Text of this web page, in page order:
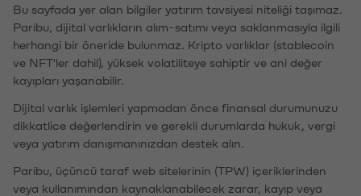
Bu sayfada yer alan bilgiler yatırım tavsiyesi niteliği taşımaz.
Paribu, dijital varlıkların alım-satımı veya saklanmasıyla ilgili
herhangi bir öneride bulunmaz. Kripto varlıklar (stablecoin
ve NFT'ler dahil), yüksek volatiliteye sahiptir ve ani değer
kayıpları yaşanabilir.
Dijital varlık işlemleri yapmadan önce finansal durumunuzu
dikkatlice değerlendirin ve gerekli durumlarda hukuk, vergi
veya yatırım danışmanınızdan destek alın.
Paribu, üçüncü taraf web sitelerinin (TPW) içeriklerinden
veya kullanımından kaynaklanabilecek zarar, kayıp veya